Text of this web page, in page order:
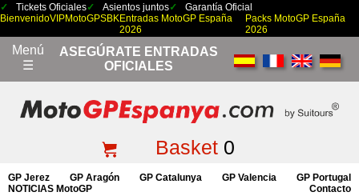
Tickets Oficiales Asientos juntos
Garantía Oficial
BienvenidoVIPMotoGPSBKEntradas MotoGP España
2026
Packs MotoGP España
2026
Menú
☰
ASEGÚRATE ENTRADAS
OFICIALES
Basket0
GP Jerez GP Aragón GP Catalunya GP Valencia
GP Portugal
NOTICIAS MotoGP
Contacto